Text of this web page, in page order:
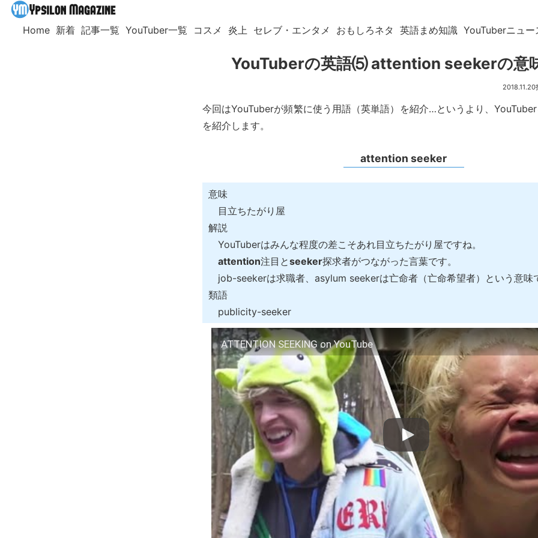
Home 新着 記事一覧 YouTuber一覧 コスメ 炎上 セレブ・エンタメ おもしろネタ 英語まめ知識 YouTuberニュー
YouTuberの英語⑸ attention seekerの意
2018.11.20
今回はYouTuberが頻繁に使う用語（英単語）を紹介…というより、
を紹介します。
attention seeker
意味
目立ちたがり屋
解説
YouTuberはみんな程度の差こそあれ目立ちたがり屋ですね。
attention注目とseeker探求者がつながった言葉です。
job-seekerは求職者、asylum seekerは亡命者（亡命希望者）という意味
類語
publicity-seeker
ATTENTION SEEKING on YouTube